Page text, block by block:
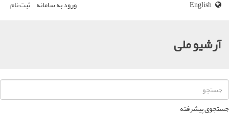
ورود به سامانه ثبت نام
آرشیو ملی
جستجوی پیشرفته